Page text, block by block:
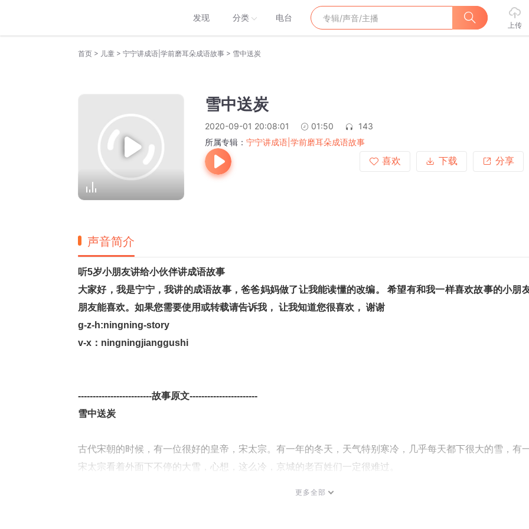
发现 分类 电台
上传
首页 > 儿童 > 宁宁讲成语|学前磨耳朵成语故事 > 雪中送炭
雪中送炭
2020-09-01 20:08:01 01:50
143
所属专辑： 宁宁讲成语|学前磨耳朵成语故事
喜欢
下载 分享
声音简介
听5岁小朋友讲给小伙伴讲成语故事
大家好，我是宁宁，我讲的成语故事，爸爸妈妈做了让我能读懂的改编。 希望有和我一样喜欢故事的小朋
朋友能喜欢。如果您需要使用或转载请告诉我， 让我知道您很喜欢， 谢谢
g-z-h:ningning-story
v-x：ningningjianggushi
-------------------------故事原文-----------------------
雪中送炭
古代宋朝的时候，有一位很好的皇帝，宋太宗。有一年的冬天，天气特别寒冷，几乎每天都下很大的雪，有
宋太宗看着外面下不停的大雪，心想，这么冷，京城的老百姓们一定很难过。
更多全部